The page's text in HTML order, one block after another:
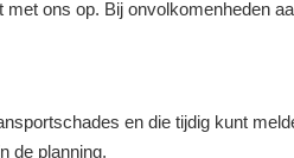
ons op. Bij onvolkomenheden
en die tijdig kunt
de planning.